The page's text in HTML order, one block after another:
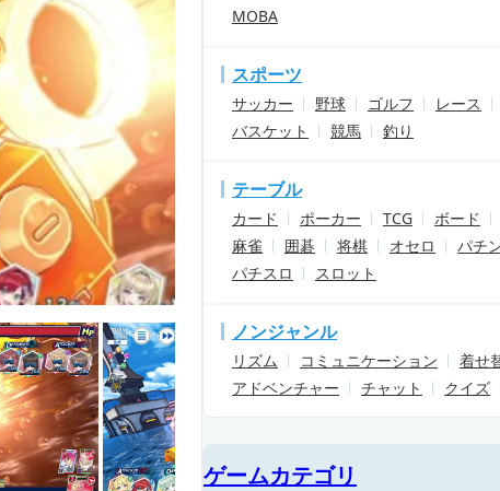
MOBA
スポーツ
サッカー 野球 ゴルフ レース
バスケット
競馬 釣り
テーブル
カード ポーカー TCG ボード
麻雀
囲碁 将棋 オセロ
パチ
パチスロ
スロット
ノンジャンル
リズム コミュニケーション
着せ
アドベンチャー
チャット クイズ
ゲームカテゴリ